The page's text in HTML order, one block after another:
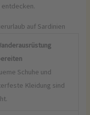
entdecken.
auf Sardinien
Schuhe und
Kleidung sind